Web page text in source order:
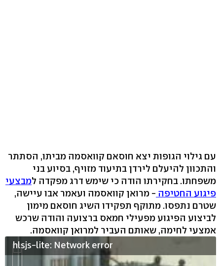
עם גילוי הגופות יצא חוסאם קוואסמה מביתו, הסתתר
והתכוון להיעלם לירדן בתיעוד מזויף, בסיוע בני
משפחתו. בחקירתו הודה כי שימש דרג מפקדה למבצעי
פיגוע החטיפה - מרואן קוואסמה ועאמר אבו עיישה,
שטרם נתפסו. מתוקף תפקידו השיג חוסאם מימון
לביצוע הפיגוע מפעילי חמאס ברצועה והודה שרכש
אמצעי לחימה, שאותם העביר למרואן קוואסמה.
hlsjs-lite: Network error